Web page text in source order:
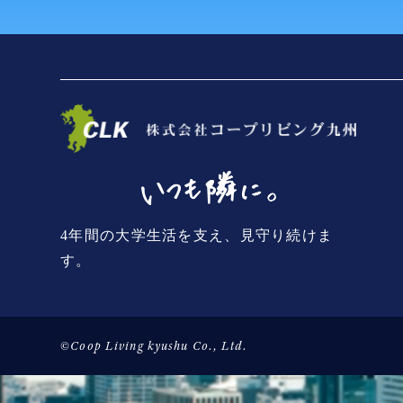
4年間の大学生活を支え、見守り続けま
す。
©Coop Living kyushu Co., Ltd.